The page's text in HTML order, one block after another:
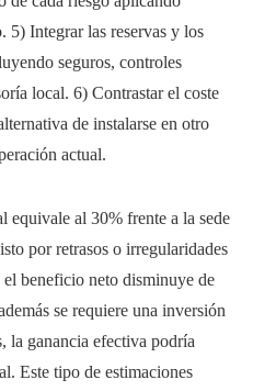
5) Integrar las reservas y los
seguros, controles
local. 6) Contrastar el coste
de instalarse en otro
actual.
equivale al 30% frente a la sede
por retrasos o irregularidades
beneficio neto disminuye de
se requiere una inversión
la ganancia efectiva podría
Este tipo de estimaciones